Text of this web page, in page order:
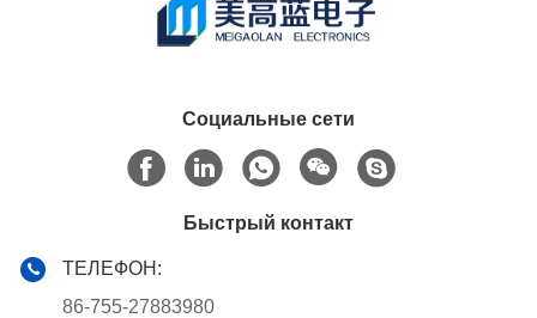
Социальные сети
Быстрый контакт
ТЕЛЕФОН:
86-755-27883980